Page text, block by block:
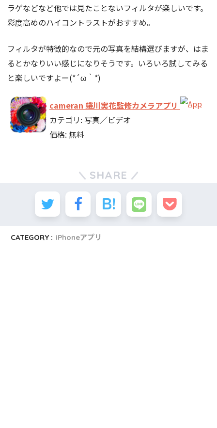
ラゲなどなど他では見たことないフィルタが楽しいです。
彩度高めのハイコントラストがおすすめ。
フィルタが特徴的なので元の写真を結構選びますが、はま
るとかなりいい感じになりそうです。いろいろ試してみる
と楽しいですよー(*´ω｀*)
cameran 蜷川実花監修カメラアプリ
カテゴリ: 写真／ビデオ
価格: 無料
SHARE
CATEGORY : iPhoneアプリ